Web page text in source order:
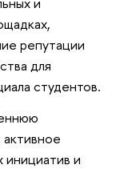
репутации
для
студентов.
инициатив и